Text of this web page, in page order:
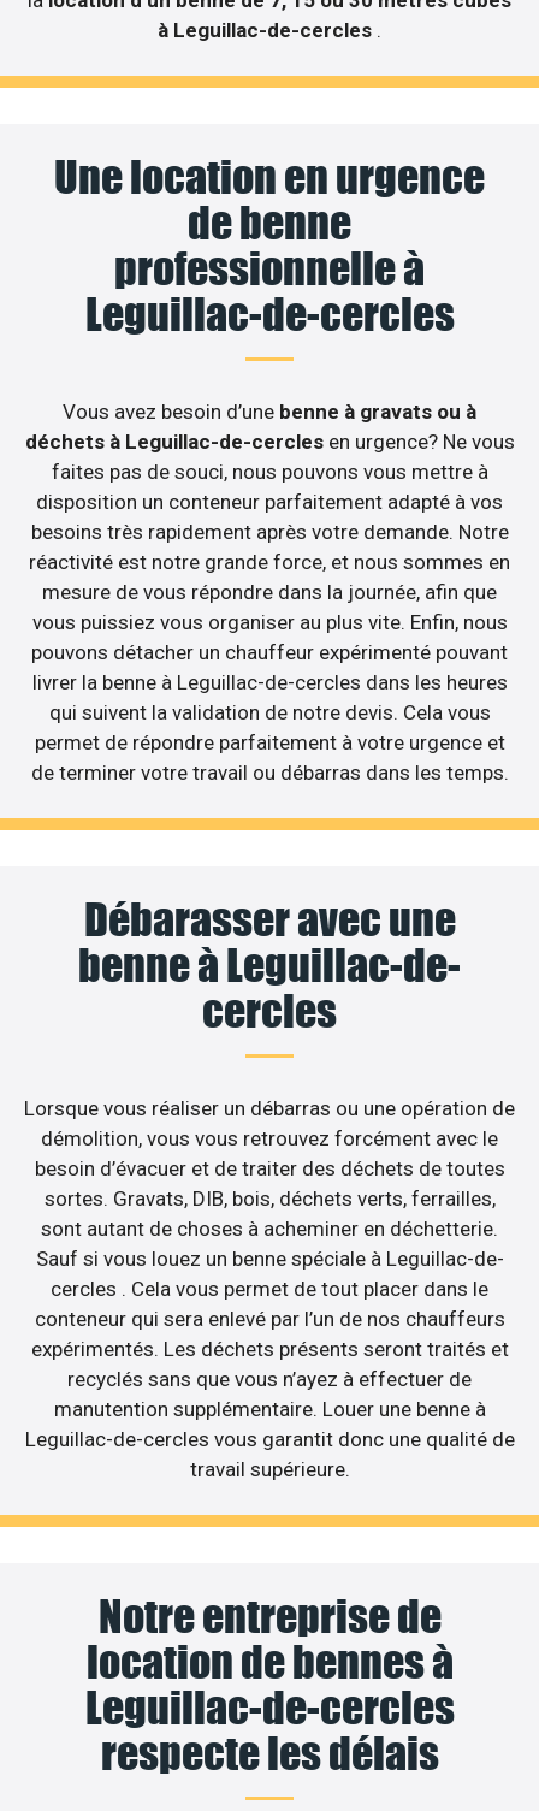
à Leguillac-de-cercles .
Une location en urgence
de benne
professionnelle à
Leguillac-de-cercles
Vous avez besoin d’une benne à gravats ou à
déchets à Leguillac-de-cercles en urgence? Ne vous
faites pas de souci, nous pouvons vous mettre à
disposition un conteneur parfaitement adapté à vos
besoins très rapidement après votre demande. Notre
réactivité est notre grande force, et nous sommes en
mesure de vous répondre dans la journée, afin que
vous puissiez vous organiser au plus vite. Enfin, nous
pouvons détacher un chauffeur expérimenté pouvant
livrer la benne à Leguillac-de-cercles dans les heures
qui suivent la validation de notre devis. Cela vous
permet de répondre parfaitement à votre urgence et
de terminer votre travail ou débarras dans les temps.
Débarasser avec une
benne à Leguillac-de-
cercles
Lorsque vous réaliser un débarras ou une opération de
démolition, vous vous retrouvez forcément avec le
besoin d’évacuer et de traiter des déchets de toutes
sortes. Gravats, DIB, bois, déchets verts, ferrailles,
sont autant de choses à acheminer en déchetterie.
Sauf si vous louez un benne spéciale à Leguillac-de-
cercles . Cela vous permet de tout placer dans le
conteneur qui sera enlevé par l’un de nos chauffeurs
expérimentés. Les déchets présents seront traités et
recyclés sans que vous n’ayez à effectuer de
manutention supplémentaire. Louer une benne à
Leguillac-de-cercles vous garantit donc une qualité de
travail supérieure.
Notre entreprise de
location de bennes à
Leguillac-de-cercles
respecte les délais